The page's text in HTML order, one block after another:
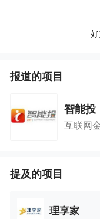
报道的项目
智能投
互联网
提及的项目
理享家